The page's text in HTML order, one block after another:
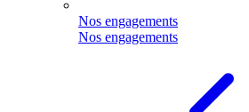
Nos engagements
Nos engagements